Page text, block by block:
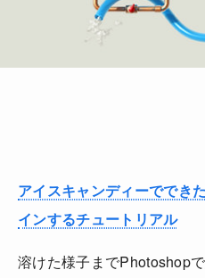
アイスキャンディーででき
インするチュートリアル
溶けた様子までPhotoshop